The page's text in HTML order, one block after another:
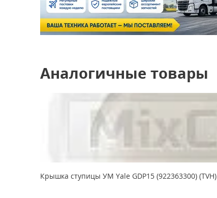
Аналогичные товары
Крышка ступицы УМ Yale GDP15 (922363300) (TVH)